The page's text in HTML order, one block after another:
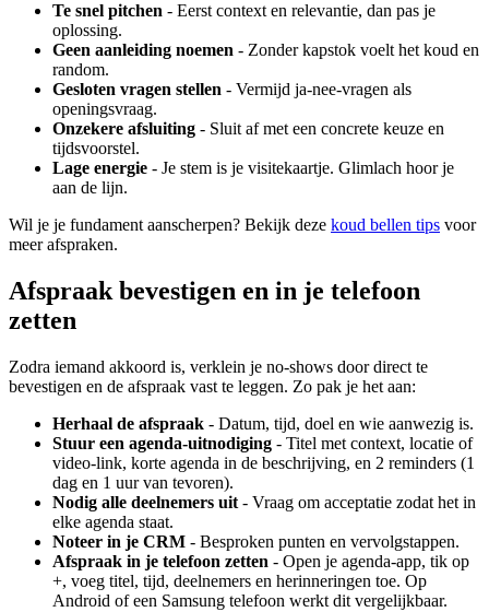
Te snel pitchen - Eerst context en relevantie, dan pas je
oplossing.
Geen aanleiding noemen - Zonder kapstok voelt het koud en
random.
Gesloten vragen stellen - Vermijd ja-nee-vragen als
openingsvraag.
Onzekere afsluiting - Sluit af met een concrete keuze en
tijdsvoorstel.
Lage energie - Je stem is je visitekaartje. Glimlach hoor je
aan de lijn.
Wil je je fundament aanscherpen? Bekijk deze koud bellen tips voor
meer afspraken.
Afspraak bevestigen en in je telefoon
zetten
Zodra iemand akkoord is, verklein je no-shows door direct te
bevestigen en de afspraak vast te leggen. Zo pak je het aan:
Herhaal de afspraak - Datum, tijd, doel en wie aanwezig is.
Stuur een agenda-uitnodiging - Titel met context, locatie of
video-link, korte agenda in de beschrijving, en 2 reminders (1
dag en 1 uur van tevoren).
Nodig alle deelnemers uit - Vraag om acceptatie zodat het in
elke agenda staat.
Noteer in je CRM - Besproken punten en vervolgstappen.
Afspraak in je telefoon zetten - Open je agenda-app, tik op
+, voeg titel, tijd, deelnemers en herinneringen toe. Op
Android of een Samsung telefoon werkt dit vergelijkbaar.